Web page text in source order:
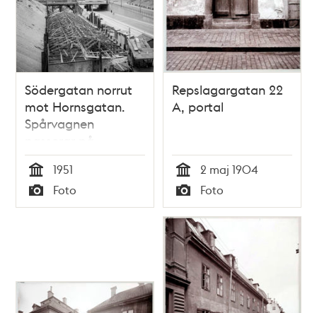
Södergatan norrut
mot Hornsgatan.
Spårvagnen
passerar på
Horngatan som leds
på en bro över
Södergatan. T.h. ses
Repslagargatan
Tid
1951
Typ
Foto
Repslagargatan 22
A, portal
Tid
2 maj 1904
Typ
Foto